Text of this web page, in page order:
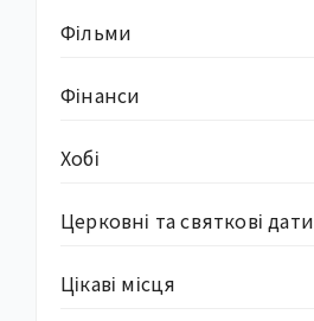
Фільми
Фінанси
Хобі
Церковні та святкові дати
Цікаві місця